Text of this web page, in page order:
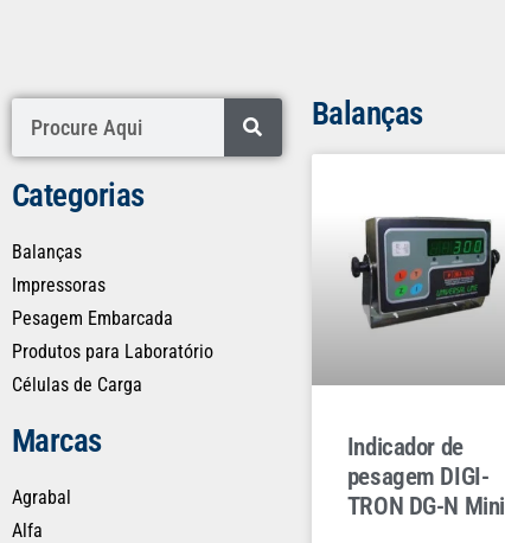
Categorias
Balanças
Impressoras
Pesagem Embarcada
Produtos para Laboratório
Células de Carga
Marcas
Agrabal
Alfa
Balanças
Indicador de
pesagem DIGI-
TRON DG-N Mini